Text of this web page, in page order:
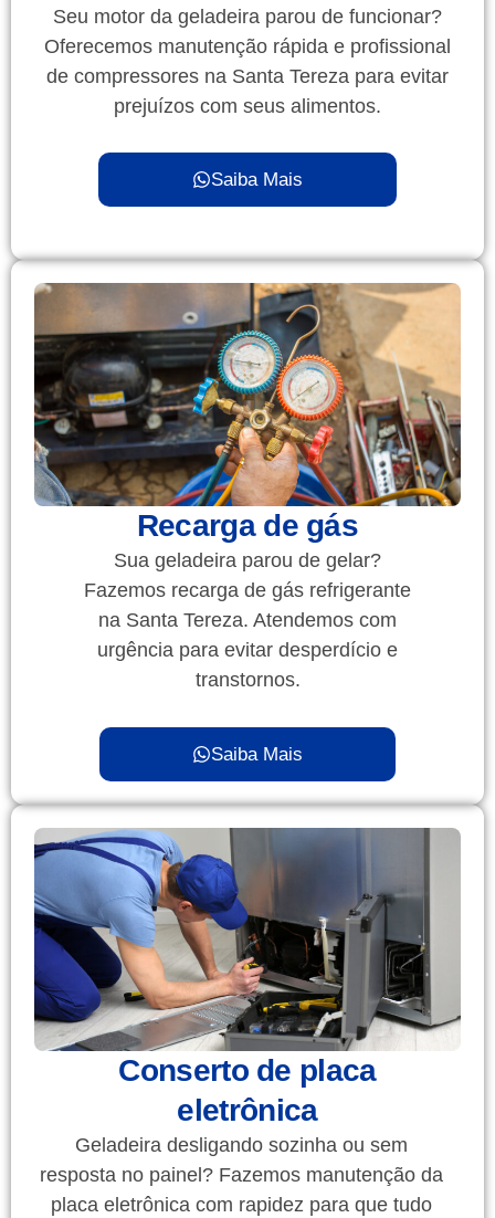
Seu motor da geladeira parou de funcionar?
Oferecemos manutenção rápida e profissional
de compressores na Santa Tereza para evitar
prejuízos com seus alimentos.
Saiba Mais
Recarga de gás
Sua geladeira parou de gelar?
Fazemos recarga de gás refrigerante
na Santa Tereza. Atendemos com
urgência para evitar desperdício e
transtornos.
Saiba Mais
Conserto de placa
eletrônica
Geladeira desligando sozinha ou sem
resposta no painel? Fazemos manutenção da
placa eletrônica com rapidez para que tudo